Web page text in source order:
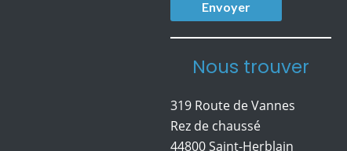
Nous trouver
319 Route de Vannes
Rez de chaussé
44800 Saint-Herblain